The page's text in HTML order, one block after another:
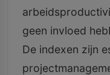
geen invloed
De indexen zijn